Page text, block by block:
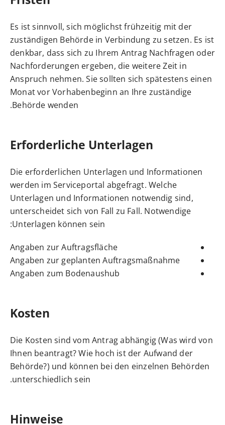
Es ist sinnvoll, sich möglichst frühzeitig mit der
zuständigen Behörde in Verbindung zu setzen. Es ist
denkbar, dass sich zu Ihrem Antrag Nachfragen oder
Nachforderungen ergeben, die weitere Zeit in
Anspruch nehmen. Sie sollten sich spätestens einen
Monat vor Vorhabenbeginn an Ihre zuständige
Behörde wenden.
Erforderliche Unterlagen
Die erforderlichen Unterlagen und Informationen
werden im Serviceportal abgefragt. Welche
Unterlagen und Informationen notwendig sind,
unterscheidet sich von Fall zu Fall. Notwendige
Unterlagen können sein:
Angaben zur Auftragsfläche
Angaben zur geplanten Auftragsmaßnahme
Angaben zum Bodenaushub
Kosten
Die Kosten sind vom Antrag abhängig (Was wird von
Ihnen beantragt? Wie hoch ist der Aufwand der
Behörde?) und können bei den einzelnen Behörden
unterschiedlich sein.
Hinweise